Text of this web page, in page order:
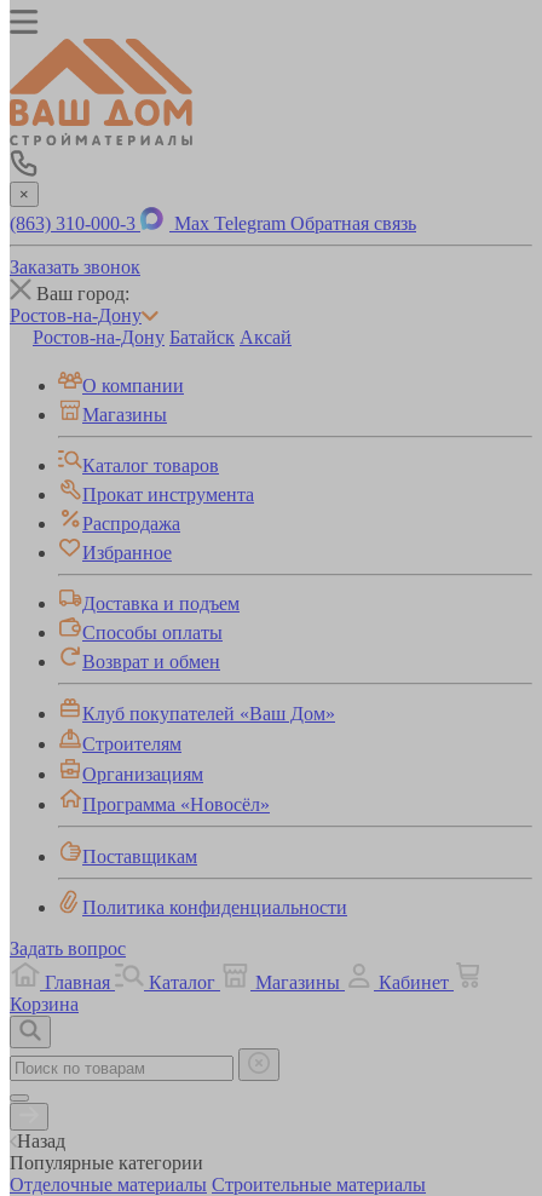
×
(863) 310-000-3 Max Telegram Обратная связь
Заказать звонок
Ваш город:
Ростов-на-Дону
Ростов-на-Дону Батайск Аксай
О компании
Магазины
Каталог товаров
Прокат инструмента
Распродажа
Избранное
Доставка и подъем
Способы оплаты
Возврат и обмен
Клуб покупателей «Ваш Дом»
Строителям
Организациям
Программа «Новосёл»
Поставщикам
Политика конфиденциальности
Задать вопрос
Главная
Каталог Магазины
Кабинет
Корзина
Назад
Популярные категории
Отделочные материалы Строительные материалы